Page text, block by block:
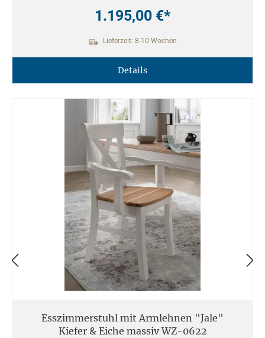
1.195,00 €*
Lieferzeit: 8-10 Wochen
Details
Esszimmerstuhl mit Armlehnen "Jale"
Kiefer & Eiche massiv WZ-0622